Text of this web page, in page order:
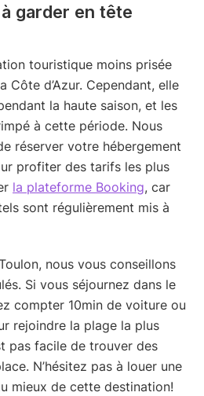
garder en tête
touristique moins prisée
Côte d’Azur. Cependant, elle
la haute saison, et les
à cette période. Nous
réserver votre hébergement
profiter des tarifs les plus
la plateforme Booking, car
sont régulièrement mis à
nous vous conseillons
Si vous séjournez dans le
compter 10min de voiture ou
rejoindre la plage la plus
pas facile de trouver des
N’hésitez pas à louer une
mieux de cette destination!